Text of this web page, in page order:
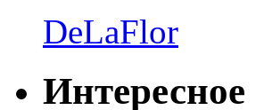
DeLaFlor
Интересное